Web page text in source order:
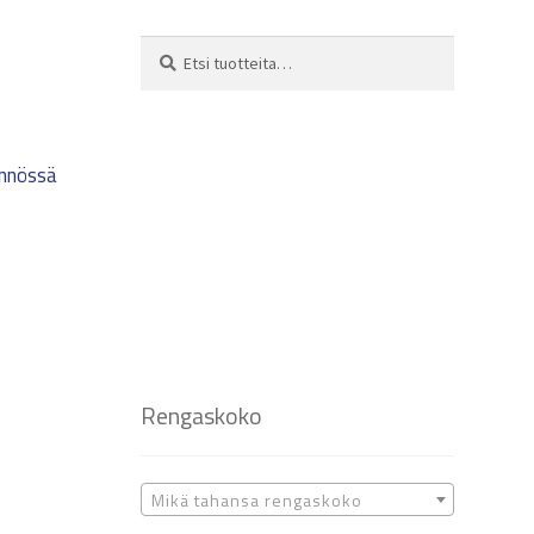
Etsi:
Rengaskoko
Mikä tahansa rengaskoko